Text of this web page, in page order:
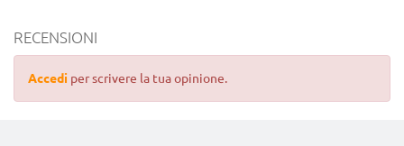
RECENSIONI
Accedi per scrivere la tua opinione.